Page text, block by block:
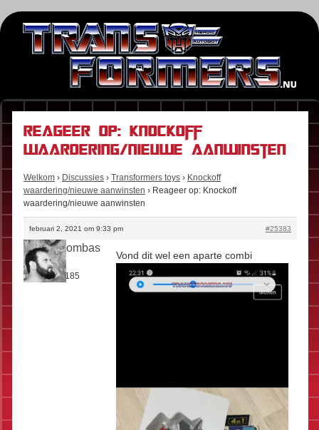
Reageer op: Knockoff
waardering/nieuwe aanwinsten
Welkom › Discussies › Transformers toys › Knockoff
waardering/nieuwe aanwinsten › Reageer op: Knockoff
waardering/nieuwe aanwinsten
februari 2, 2021 om 9:33 pm #25383
Boomboombas
Rol:Fan
Berichten: 185
Vond dit wel een aparte combi